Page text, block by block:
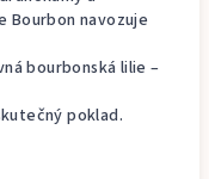
Bourbon navozuje
bourbonská lilie –
poklad.